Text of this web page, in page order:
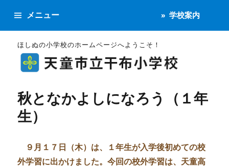
ほしぬの小学校のホームページへようこそ！
メニュー 学校案内
秋となかよしになろう（１年
生）
９月１７日（木）は、１年生が入学後初めての校
外学習に出かけました。今回の校外学習は、天童高